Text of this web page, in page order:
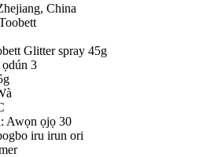
China
Glitter spray 45g
3
Awọn ọjọ 30
iru irun ori